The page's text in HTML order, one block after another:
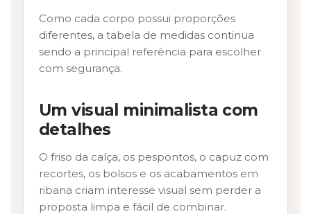
Como cada corpo possui proporções
diferentes, a tabela de medidas continua
sendo a principal referência para escolher
com segurança.
Um visual minimalista com
detalhes
O friso da calça, os pespontos, o capuz com
recortes, os bolsos e os acabamentos em
ribana criam interesse visual sem perder a
proposta limpa e fácil de combinar.